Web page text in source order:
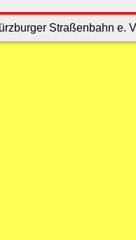
Straßenbahn e.